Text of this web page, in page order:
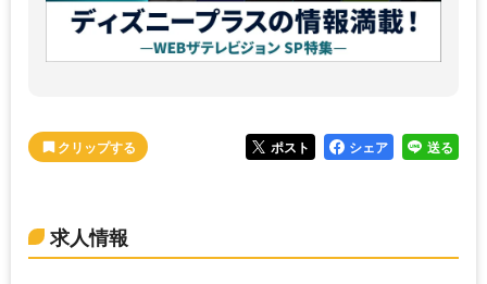
ポスト シェア 送る
求人情報